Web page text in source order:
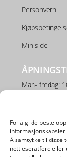
For å gi de beste
Å samtykke til disse
nettleseratferd eller
Personvern
Min side
Man- fredag:
Lørdag: 10:00
SOSIALE